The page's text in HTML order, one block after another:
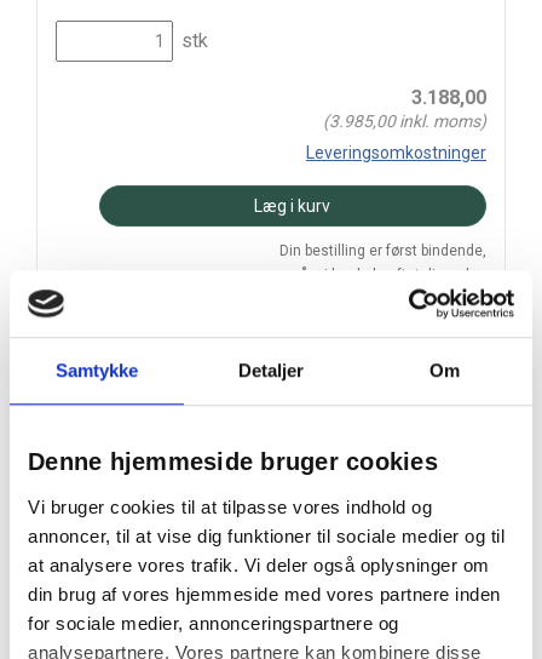
Samtykke Detaljer Om
Denne hjemmeside bruger cookies
Vi bruger cookies til at tilpasse vores indhold og
annoncer, til at vise dig funktioner til sociale medier og til
at analysere vores trafik. Vi deler også oplysninger om
din brug af vores hjemmeside med vores partnere inden
for sociale medier, annonceringspartnere og
analysepartnere. Vores partnere kan kombinere disse
stk
3.188,00
(3.985,00inkl. moms)
Leveringsomkostninger
Læg i kurv
Din bestilling er først bindende,
når vi har bekræftet din ordre.
Levering: 3-5 hverdage
Prismatch
Handelsbetingelser
Spring Copenhagen Big Happy repræsenterer skandinavisk